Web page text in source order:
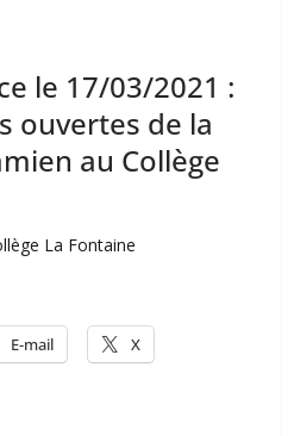
le 17/03/2021 :
ouvertes de la
au Collège
La Fontaine
E-mail X